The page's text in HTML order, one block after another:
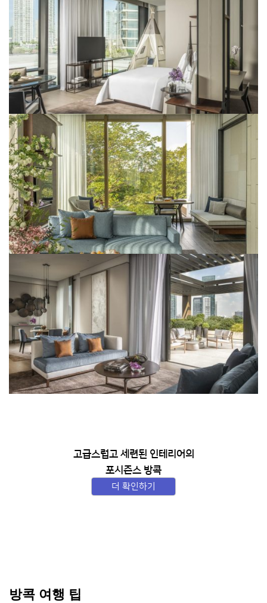
고급스럽고 세련된 인테리어의
포시즌스 방콕
더 확인하기
방콕 여행 팁